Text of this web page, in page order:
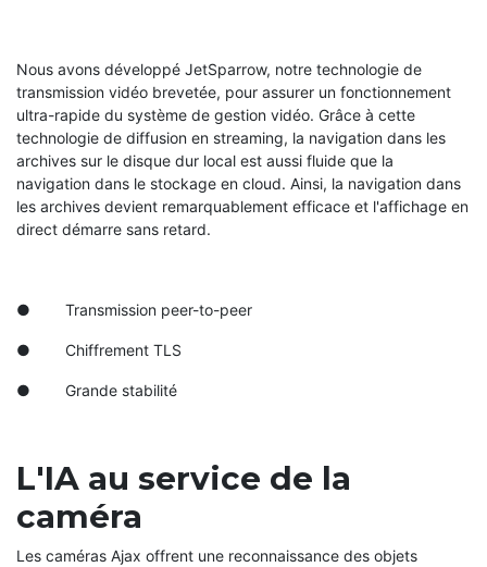
Nous avons développé JetSparrow, notre technologie de
transmission vidéo brevetée, pour assurer un fonctionnement
ultra-rapide du système de gestion vidéo. Grâce à cette
technologie de diffusion en streaming, la navigation dans les
archives sur le disque dur local est aussi fluide que la
navigation dans le stockage en cloud. Ainsi, la navigation dans
les archives devient remarquablement efficace et l'affichage en
direct démarre sans retard.
● Transmission peer-to-peer
● Chiffrement TLS
● Grande stabilité
L'IA au service de la
caméra
Les caméras Ajax offrent une reconnaissance des objets